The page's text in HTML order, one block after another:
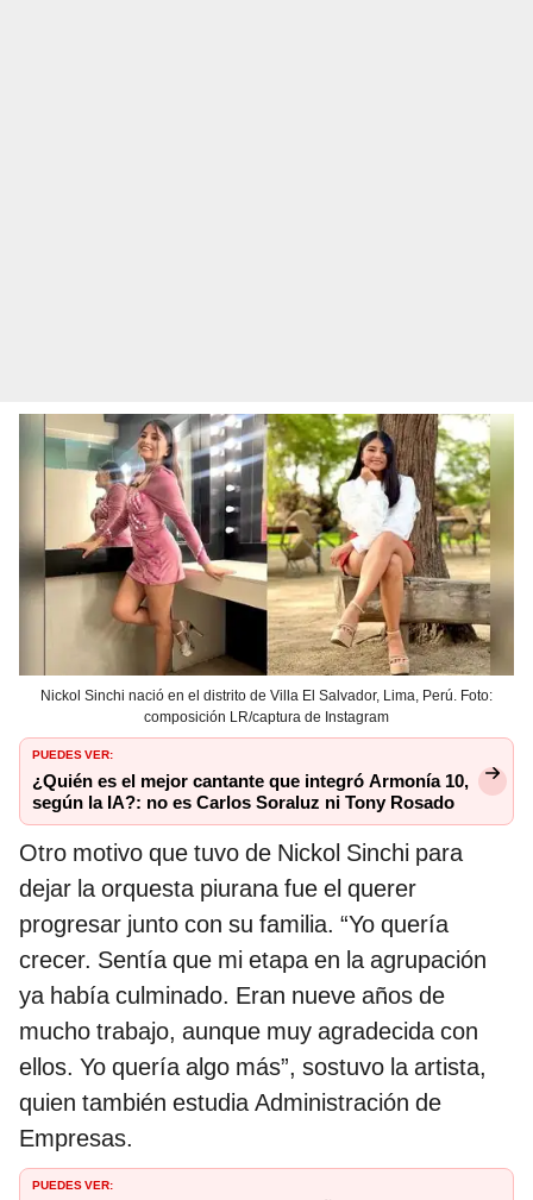
Nickol Sinchi nació en el distrito de Villa El Salvador, Lima, Perú. Foto:
composición LR/captura de Instagram
PUEDES VER:
¿Quién es el mejor cantante que integró Armonía 10,
según la IA?: no es Carlos Soraluz ni Tony Rosado
Otro motivo que tuvo de Nickol Sinchi para
dejar la orquesta piurana fue el querer
progresar junto con su familia. “Yo quería
crecer. Sentía que mi etapa en la agrupación
ya había culminado. Eran nueve años de
mucho trabajo, aunque muy agradecida con
ellos. Yo quería algo más”, sostuvo la artista,
quien también estudia Administración de
Empresas.
PUEDES VER: